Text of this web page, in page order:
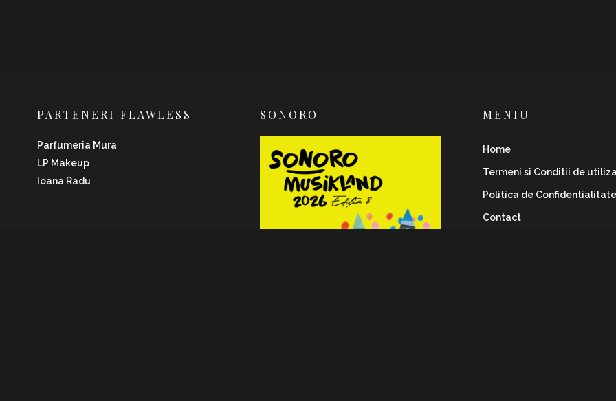
PARTENERI FLAWLESS
Parfumeria Mura
LP Makeup
Ioana Radu
SONORO MENIU
Home
Termeni si Conditii de
Politica de Confidentialitate
Contact